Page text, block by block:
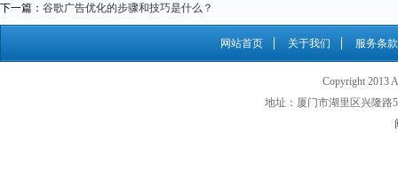
下一篇： 谷歌广告优化的步骤和技巧是什么？
网站首页 关于我们 服务条款
Copyright 2013
地址：厦门市湖里区兴隆路